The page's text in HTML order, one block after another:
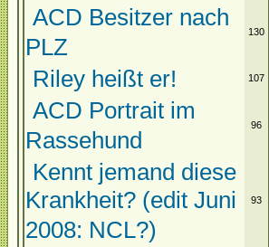
ACD Besitzer nach
PLZ
130
Riley heißt er! 107
ACD Portrait im
Rassehund
96
Kennt jemand diese
Krankheit? (edit Juni
2008: NCL?)
93